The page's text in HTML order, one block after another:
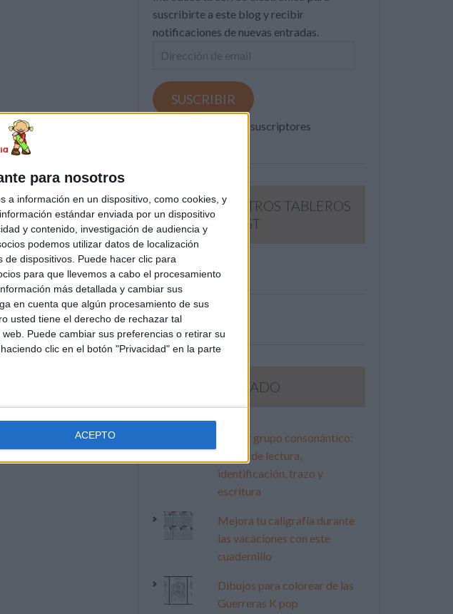
para nosotros
a información en un dispositivo, como cookies, y
estándar enviada por un dispositivo
y contenido, investigación de audiencia y
podemos utilizar datos de localización
dispositivos. Puede hacer clic para
para que llevemos a cabo el procesamiento
más detallada y cambiar sus
en cuenta que algún procesamiento de sus
usted tiene el derecho de rechazar tal
Puede cambiar sus preferencias o retirar su
clic en el botón "Privacidad" en la parte
ACEPTO
suscribirte a este blog y recibir
notificaciones de nuevas entradas.
Dirección
email
SUSCRIBIR
Únete a otros 371K suscriptores
SIGUE NUESTROS TABLEROS
EN PINTEREST
LO MÁS VISITADO
Primer grupo consonántico:
Fichas de lectura,
identificación, trazo y
escritura
Mejora tu caligrafía durante
las vacaciones con este
cuadernillo
Dibujos para colorear de las
Guerreras K pop